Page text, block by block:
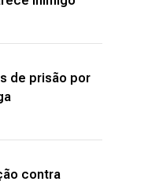
de prisão por
contra